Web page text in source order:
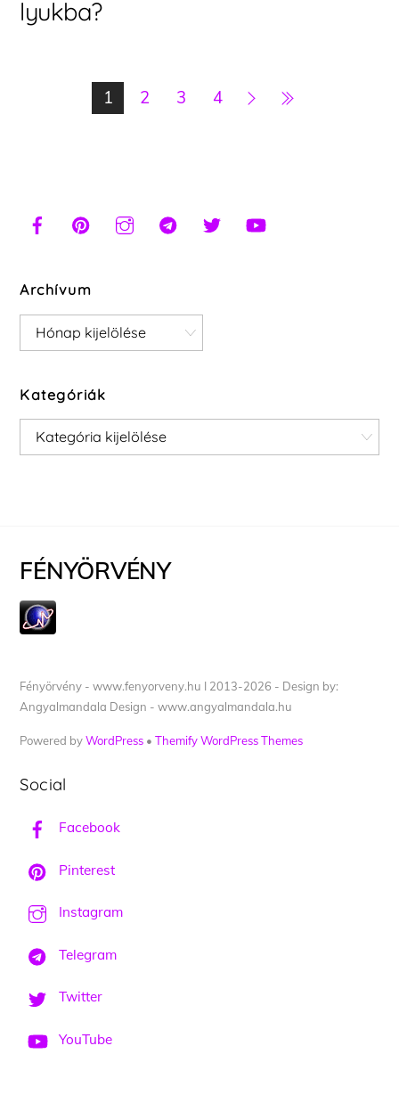
lyukba?
1 2 3 4
Archívum
Archívum
Kategóriák
Kategóriák
FÉNYÖRVÉNY
Fényörvény - www.fenyorveny.hu I 2013-2026 - Design by:
Angyalmandala Design - www.angyalmandala.hu
Powered byWordPress •Themify WordPress Themes
Social
Facebook
Pinterest
Instagram
Telegram
Twitter
YouTube